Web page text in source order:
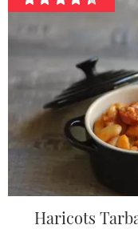
Haricots